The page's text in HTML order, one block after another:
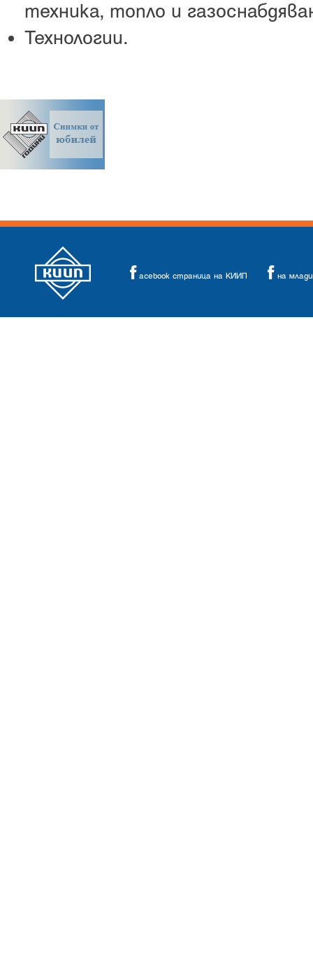
техника, топло и
Технологии.
acebook страница на КИИП на